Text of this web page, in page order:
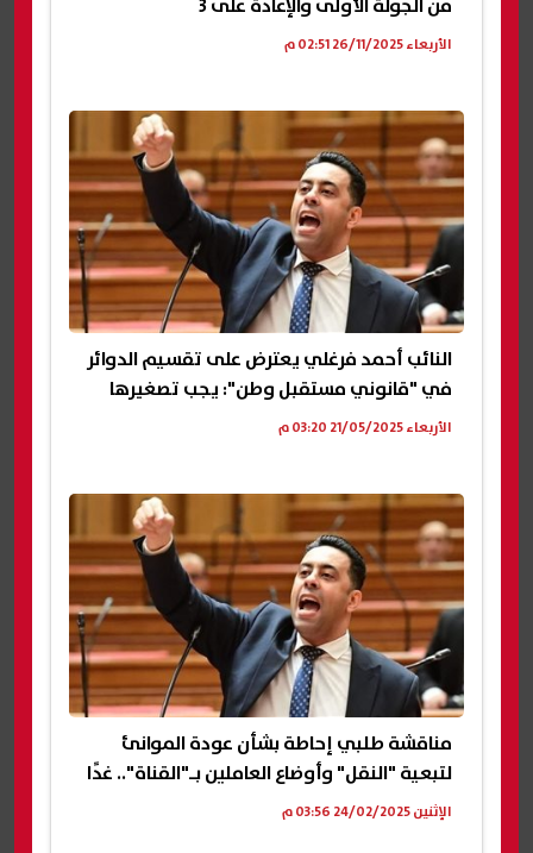
الأربعاء 26/11/2025 02:51 م
النائب أحمد فرغلي يعترض على تقسيم الدوائر
في "قانوني مستقبل وطن": يجب تصغيرها
الأربعاء 21/05/2025 03:20 م
مناقشة طلبي إحاطة بشأن عودة الموانئ
لتبعية "النقل" وأوضاع العاملين بـ"القناة".. غدًا
الإثنين 24/02/2025 03:56 م